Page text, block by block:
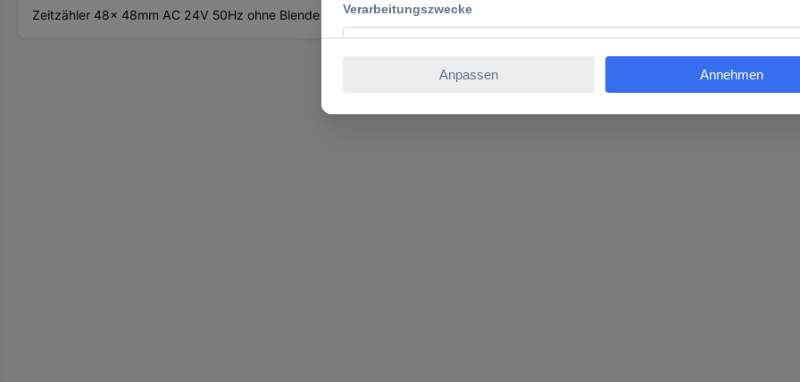
Zeitzähler 48x 48mm AC 24V 50Hz ohne Blende 55x 55mm SENTRON PAC - Spezialisten in der Messwerterfassung.